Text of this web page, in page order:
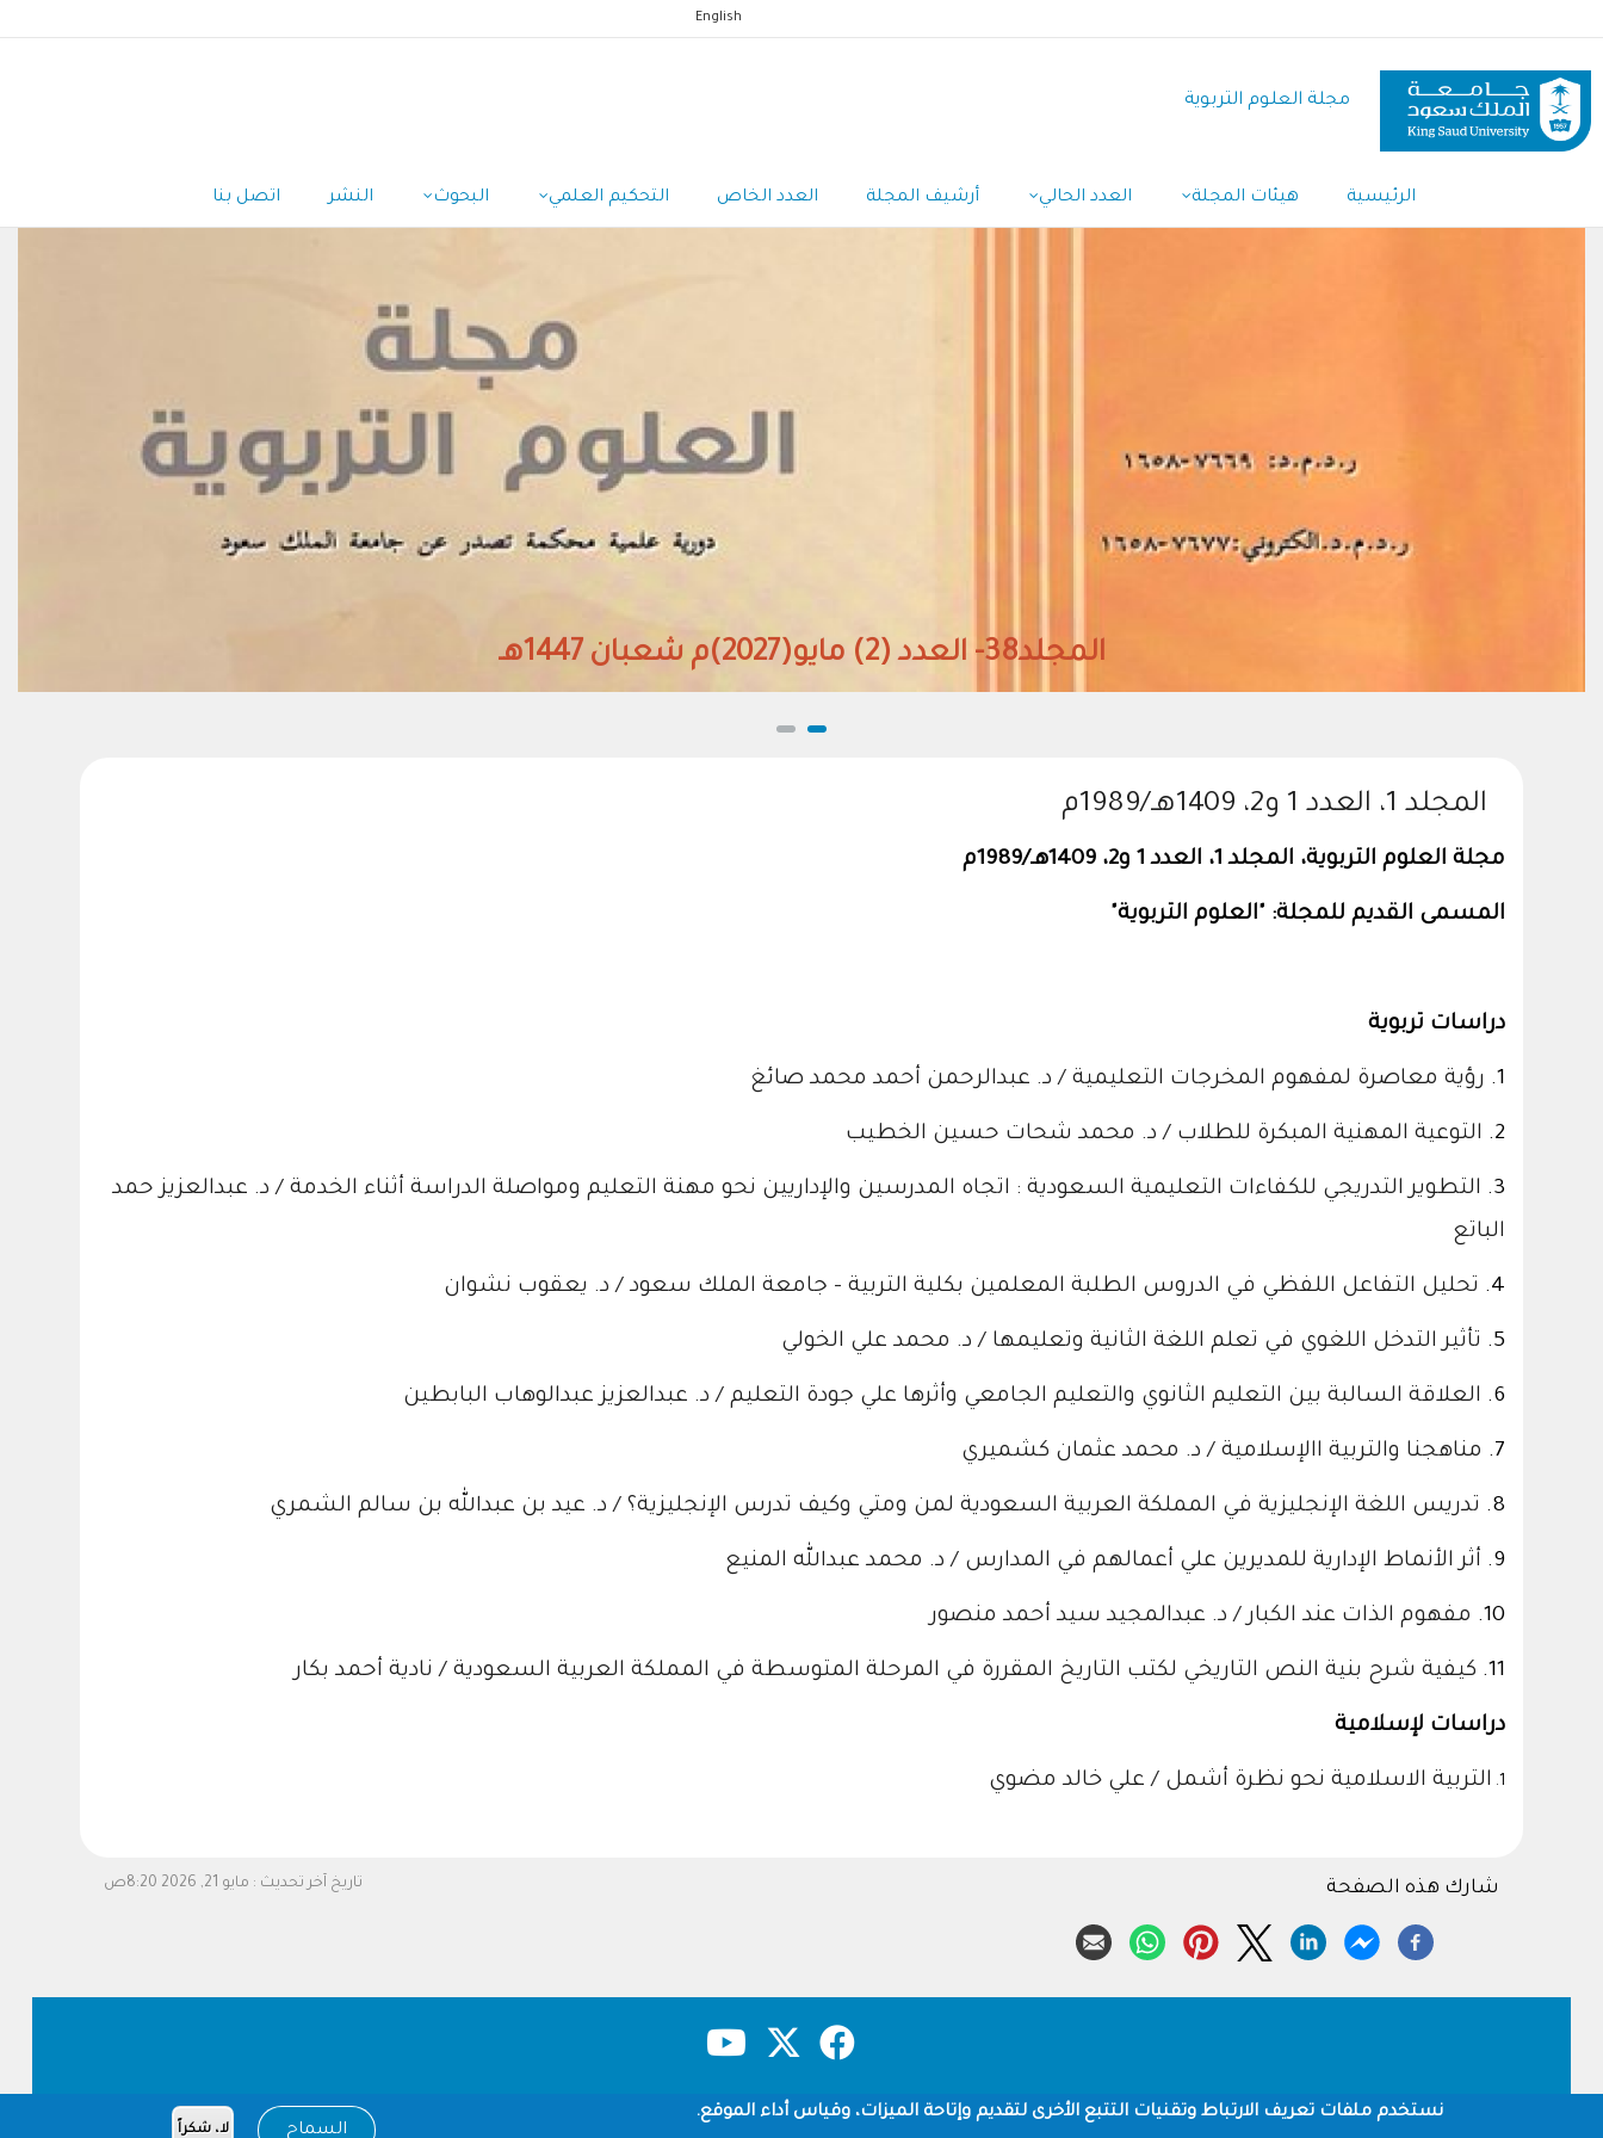
المحتوى
الرئيسي
English
مجلة العلوم التربوية
Navigation
الرئيسية هيئات المجلة العدد الحالي أرشيف المجلة العدد الخاص التحكيم العلمي البحوث النشر اتصل بنا
المجلد38- العدد (2) مايو(2027)م شعبان 1447هـ
المجلد 1، العدد 1 و2، 1409هـ/1989م
مجلة العلوم التربوية، المجلد 1، العدد 1 و2، 1409هـ/1989م
المسمى القديم للمجلة: "العلوم التربوية"
دراسات تربوية
1. رؤية معاصرة لمفهوم المخرجات التعليمية / د. عبدالرحمن أحمد محمد صائغ
2. التوعية المهنية المبكرة للطلاب / د. محمد شحات حسين الخطيب
3.
التطوير التدريجي للكفاءات التعليمية السعودية : اتجاه المدرسين والإداريين نحو مهنة التعليم ومواصلة الدراسة أثناء الخدمة / د. عبدالعزيز حمد
الباتع
4. تحليل التفاعل اللفظي في الدروس الطلبة المعلمين بكلية التربية – جامعة الملك سعود / د. يعقوب نشوان
5. تأثير التدخل اللغوي في تعلم اللغة الثانية وتعليمها / د. محمد علي الخولي
6. العلاقة السالبة بين التعليم الثانوي والتعليم الجامعي وأثرها علي جودة التعليم / د. عبدالعزيز عبدالوهاب البابطين
7. مناهجنا والتربية االإسلامية / د. محمد عثمان كشميري
8. تدريس اللغة الإنجليزية في المملكة العربية السعودية لمن ومتي وكيف تدرس الإنجليزية؟ / د. عيد بن عبدالله بن سالم الشمري
9. أثر الأنماط الإدارية للمديرين علي أعمالهم في المدارس / د. محمد عبدالله المنيع
10. مفهوم الذات عند الكبار / د. عبدالمجيد سيد أحمد منصور
11. كيفية شرح بنية النص التاريخي لكتب التاريخ المقررة في المرحلة المتوسطة في المملكة العربية السعودية / نادية أحمد بكار
دراسات لإسلامية
1. التربية الاسلامية نحو نظرة أشمل / علي خالد مضوي
تاريخ آخر تحديث : مايو 21, 2026 8:20ص شارك هذه الصفحة
Footer حقوق النشر سياسة الخصوصية
شروط الاستخدامنستخدم ملفات تعريف الارتباط وتقنيات التتبع الأخرى لتقديم وإتاحة الميزات، وقياس أداء الموقع.
السماح
لا، شكراً